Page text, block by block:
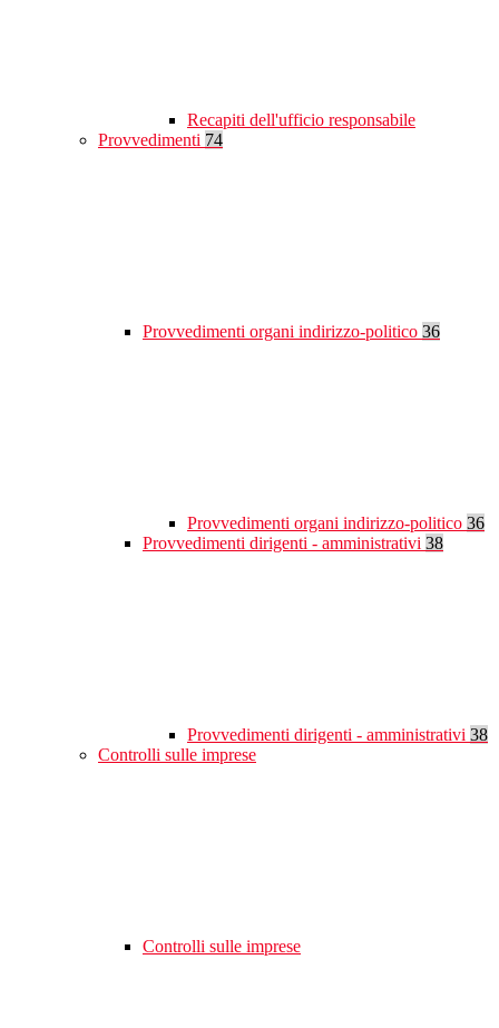
Recapiti dell'ufficio responsabile
Provvedimenti 74
Provvedimenti organi indirizzo-politico 36
Provvedimenti organi indirizzo-politico 36
Provvedimenti dirigenti - amministrativi 38
Provvedimenti dirigenti - amministrativi 38
Controlli sulle imprese
Controlli sulle imprese